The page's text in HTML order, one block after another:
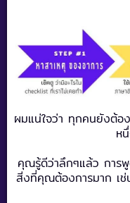
ผมแน่ใจว่า ทุกคนยังต้อ
ห
คุณรู้ดีว่าลึกๆแล้ว การ
สิ่งที่คุณต้องการมาก เ